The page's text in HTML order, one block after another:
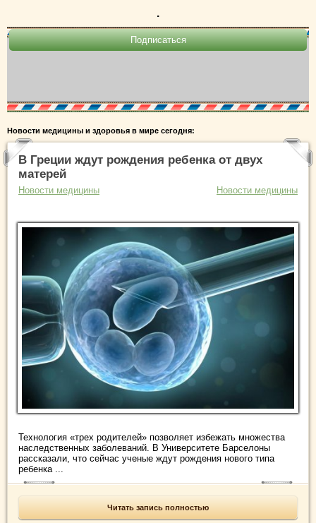
.
Новости медицины и здоровья в мире сегодня:
В Греции ждут рождения ребенка от двух
матерей
Новости медицины Новости медицины
Технология «трех родителей» позволяет избежать множества
наследственных заболеваний. В Университете Барселоны
рассказали, что сейчас ученые ждут рождения нового типа
ребенка ...
Читать запись полностью